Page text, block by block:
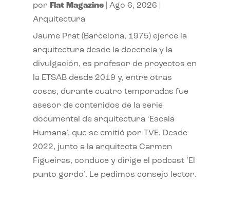
por Flat Magazine| Ago 6, 2026
Arquitectura
Jaume Prat (Barcelona, 1975) ejerce la
arquitectura desde la docencia y la
divulgación, es profesor de proyectos en
la ETSAB desde 2019 y, entre otras
cosas, durante cuatro temporadas fue
asesor de contenidos de la serie
documental de arquitectura ‘Escala
Humana’, que se emitió por TVE. Desde
2022, junto a la arquitecta Carmen
Figueiras, conduce y dirige el podcast ‘El
punto gordo’. Le pedimos consejo lector.